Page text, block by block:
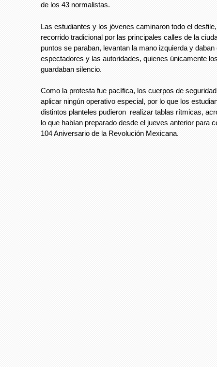
de los 43 normalistas.
Las estudiantes y los jóvenes caminaron todo el
recorrido tradicional por las principales calles de la
puntos se paraban, levantan la mano izquierda y
espectadores y las autoridades, quienes únicamente
guardaban silencio.
Como la protesta fue pacífica, los cuerpos de
aplicar ningún operativo especial, por lo que los
distintos planteles pudieron realizar tablas rítmicas,
lo que habían preparado desde el jueves anterior para
104 Aniversario de la Revolución Mexicana.